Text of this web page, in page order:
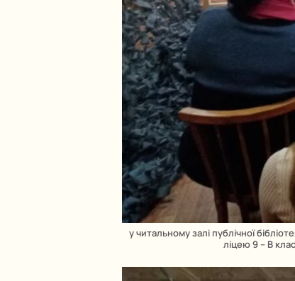
у читальному залі публічної
ліцею 9 – В